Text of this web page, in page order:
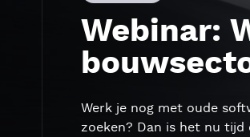
Webinar:
Werk je nog met oude
zoeken? Dan is het nu